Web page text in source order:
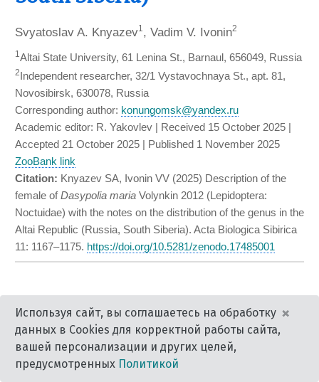
Используя сайт, вы соглашаетесь на обработку
данных в Cookies для корректной работы сайта,
вашей персонализации и других целей,
предусмотренных Политикой
×